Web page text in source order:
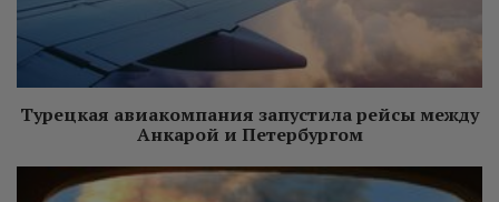
Турецкая авиакомпания запустила рейсы между
Анкарой и Петербургом